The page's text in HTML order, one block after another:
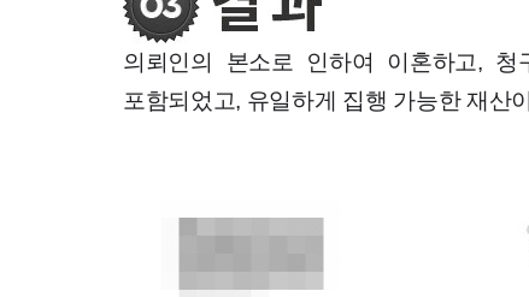
의뢰인의 본소로 인하여 이혼하고,
포함되었고, 유일하게 집행 가능한 재산